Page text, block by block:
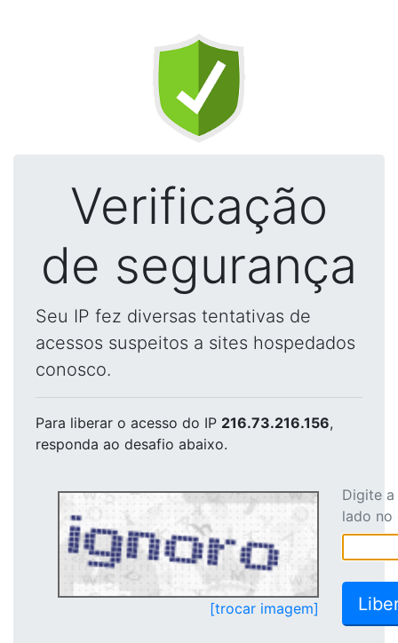
Verificação
de segurança
Seu IP fez diversas tentativas de
acessos suspeitos a sites hospedados
conosco.
Para liberar o acesso do IP 216.73.216.156,
responda ao desafio abaixo.
[trocar imagem]
Digite
lado no